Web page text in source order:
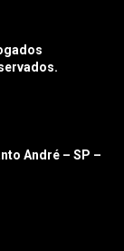
André – SP –